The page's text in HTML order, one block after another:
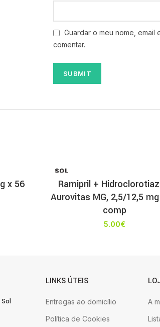
Guardar o meu nome,
comentar.
x 56
SOL
T
Ramipril +
Aurovitas MG, 2,5/12,5
comp
5.00€
LINKS ÚTEIS
Entregas ao domicílio
Política de Cookies
A